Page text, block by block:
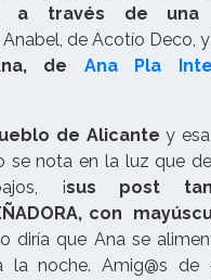
a través de una
de Acotío Deco, y
de Ana Pla
de Alicante y
se nota en la luz que
¡sus post
con
diría que Ana se
noche. Amig@s de